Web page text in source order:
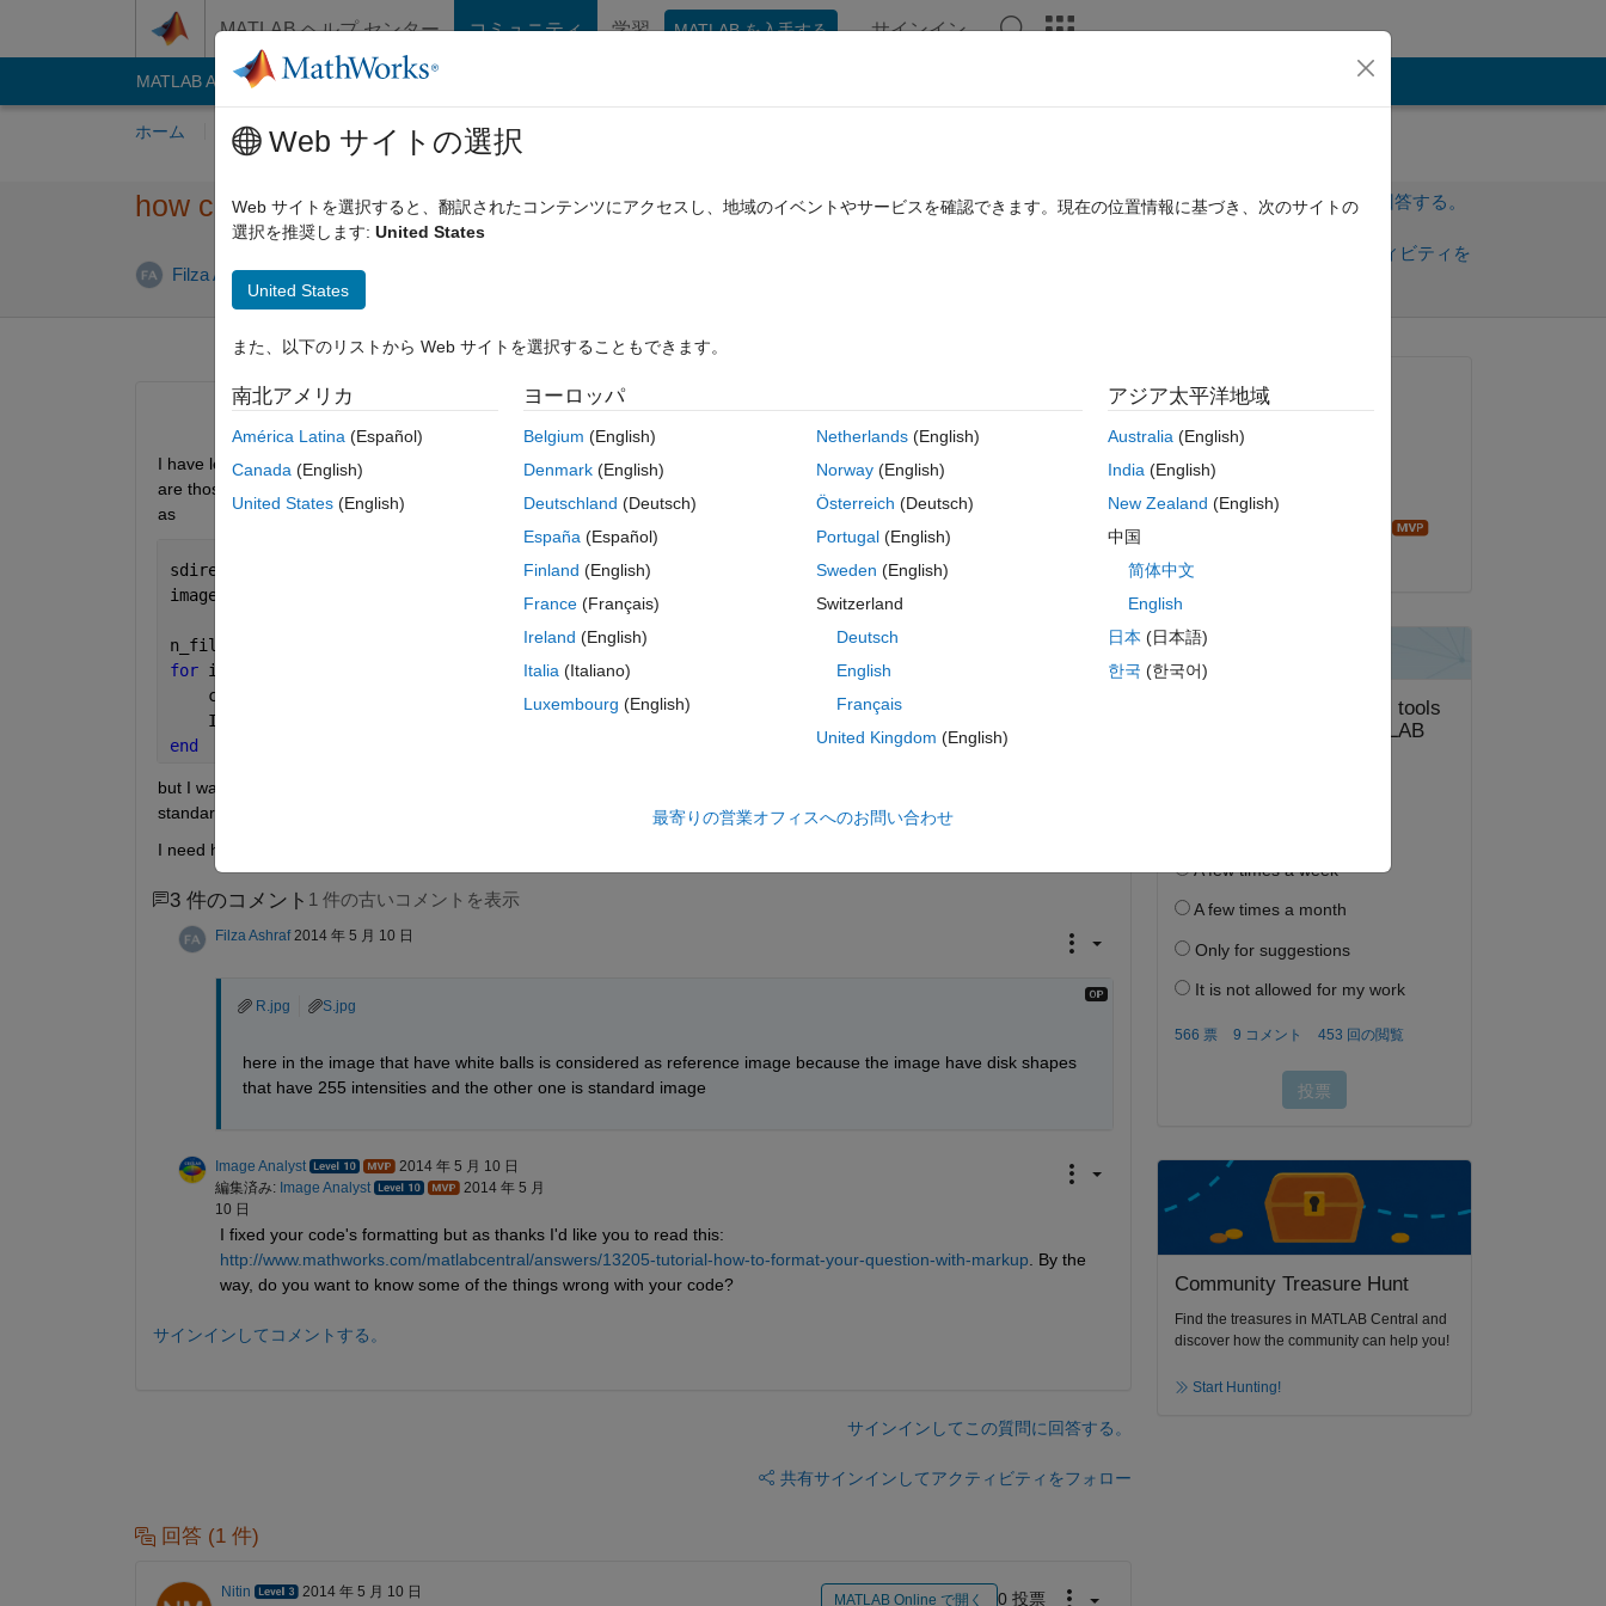
MATLAB ヘルプ センター コミュニティ 学習 MATLAB を入手する サインイン
MATLAB Answers File Exchange
ホーム 質問する 回答 閲覧 MATLAB に関する FAQ
how can i differentiate between images
Filza Ashraf 2014 5 月 9
サインインしてこの質問に回答する。
サインインしてアクティビティを
0 投票
I have let suppose have 20 images in which 10 are standard image and 10 are reference images. I consider standard image
are those images that don't have tumour (pixels of intensity 255)and reference that contains tumours so I read the directory
as
sdirectory =(
images = dir(
% as i have images of jpg format.
n_files = length(images);
for i = 1 : n_files;
    current_file = images(i).name;
    I{i} = imread(current_file ;
end
but I want to separate images if image has pixels of 255 intensity then name them reference image else consider them
standard image .
I need help.
3 件のコメント 1 件の古いコメントを表示
Filza Ashraf 2014 年 5 月 10 日
R.jpg S.jpg
here in the image that have white balls is considered as reference image because the image have disk shapes
that have 255 intensities and the other one is standard image
Image Analyst
2014 年 5 月 10 日
編集済み: Image Analyst
2014 年 5 月
10 日
I fixed your code's formatting but as thanks I'd like you to read this:
http://www.mathworks.com/matlabcentral/answers/13205-tutorial-how-to-format-your-question-with-markup . By the
way, do you want to know some of the things wrong with your code?
サインインしてコメントする。
サインインしてこの質問に回答する。
共有サインインしてアクティビティをフォロー
回答 (1 件)
Nitin 2014 年 5 月 10 日 MATLAB Online で開く 0 投票
質問済み:
2014 年 5 月 9 日
編集済み:
Community Treasure Hunt
Find the treasures in MATLAB Central and
discover how the community can help you!
Start Hunting!
Web サイトの選択
Web サイトを選択すると、翻訳されたコンテンツにアクセスし、地域のイベントやサービスを確認できます。現在の位置情報に基づき、次のサイトの
選択を推奨します: United States
United States
また、以下のリストから Web サイトを選択することもできます。
南北アメリカ
América Latina (Español)
Canada (English)
United States (English)
ヨーロッパ
Belgium (English)
Denmark (English)
Deutschland (Deutsch)
España (Español)
Finland (English)
France (Français)
Ireland (English)
Italia (Italiano)
Luxembourg (English)
Netherlands(English)
Norway(English)
Österreich (Deutsch)
Portugal(English)
Sweden (English)
Switzerland
Deutsch
English
Français
United Kingdom (English)
アジア太平洋地域
Australia(English)
India(English)
New Zealand (English)
中国
简体中文
English
日本 (日本語)
한국 (한국어)
最寄りの営業オフィスへのお問い合わせ